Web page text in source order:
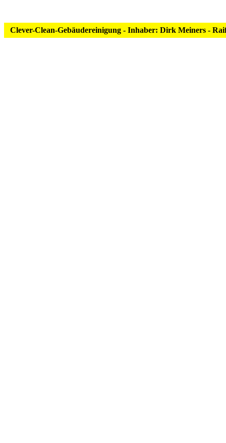
Clever-Clean-Gebäudereinigung - Inhaber: Dirk Meiners -